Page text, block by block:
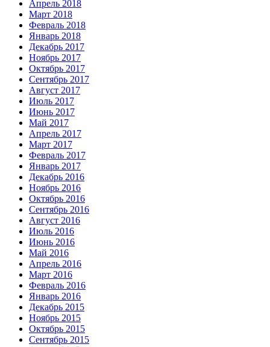
Апрель 2018
Март 2018
Февраль 2018
Январь 2018
Декабрь 2017
Ноябрь 2017
Октябрь 2017
Сентябрь 2017
Август 2017
Июль 2017
Июнь 2017
Май 2017
Апрель 2017
Март 2017
Февраль 2017
Январь 2017
Декабрь 2016
Ноябрь 2016
Октябрь 2016
Сентябрь 2016
Август 2016
Июль 2016
Июнь 2016
Май 2016
Апрель 2016
Март 2016
Февраль 2016
Январь 2016
Декабрь 2015
Ноябрь 2015
Октябрь 2015
Сентябрь 2015